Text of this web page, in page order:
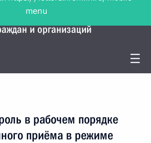
по работе с
и организаций
в рабочем порядке
приёма в режиме
menu